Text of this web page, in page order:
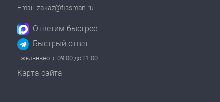
Email: zakaz@fissman.ru
Ответим быстрее
Быстрый ответ
Ежедневно: с 09:00 до 21:00
Карта сайта